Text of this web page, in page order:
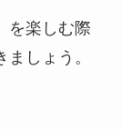
を楽しむ際
しょう。